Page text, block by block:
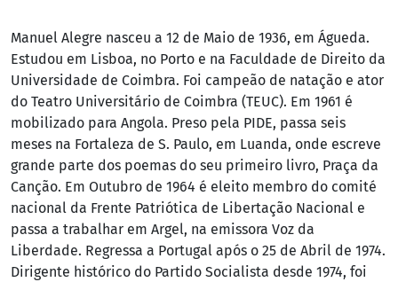
Manuel Alegre nasceu a 12 de Maio de 1936, em Águeda.
Estudou em Lisboa, no Porto e na Faculdade de Direito da
Universidade de Coimbra. Foi campeão de natação e ator
do Teatro Universitário de Coimbra (TEUC). Em 1961 é
mobilizado para Angola. Preso pela PIDE, passa seis
meses na Fortaleza de S. Paulo, em Luanda, onde escreve
grande parte dos poemas do seu primeiro livro, Praça da
Canção. Em Outubro de 1964 é eleito membro do comité
nacional da Frente Patriótica de Libertação Nacional e
passa a trabalhar em Argel, na emissora Voz da
Liberdade. Regressa a Portugal após o 25 de Abril de 1974.
Dirigente histórico do Partido Socialista desde 1974, foi